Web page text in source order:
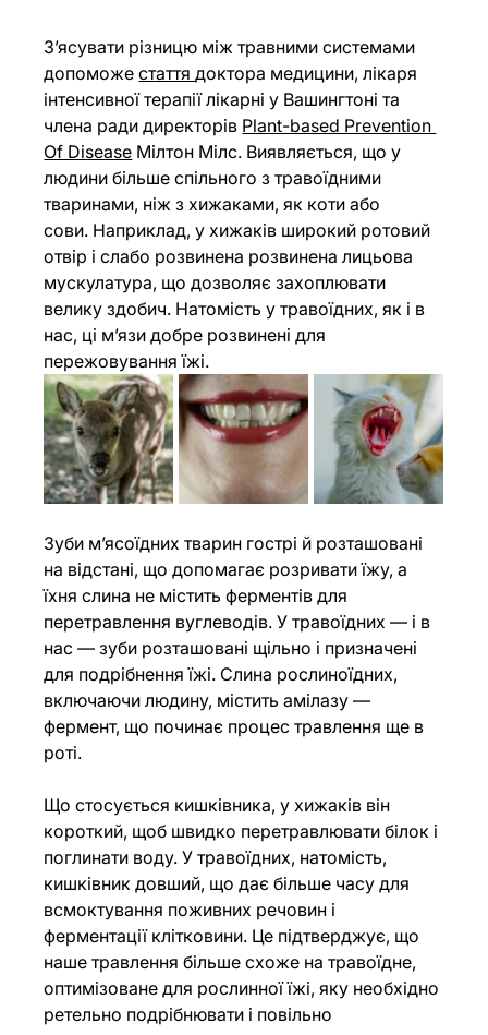
З’ясувати різницю між травними системами
допоможе стаття доктора медицини, лікаря
інтенсивної терапії лікарні у Вашингтоні та
члена ради директорів Plant-based Prevention
Of Disease Мілтон Мілс. Виявляється, що у
людини більше спільного з травоїдними
тваринами, ніж з хижаками, як коти або
сови. Наприклад, у хижаків широкий ротовий
отвір і слабо розвинена розвинена лицьова
мускулатура, що дозволяє захоплювати
велику здобич. Натомість у травоїдних, як і в
нас, ці м’язи добре розвинені для
пережовування їжі.
Зуби м’ясоїдних тварин гострі й розташовані
на відстані, що допомагає розривати їжу, а
їхня слина не містить ферментів для
перетравлення вуглеводів. У травоїдних — і в
нас — зуби розташовані щільно і призначені
для подрібнення їжі. Слина рослиноїдних,
включаючи людину, містить амілазу —
фермент, що починає процес травлення ще в
роті.
Що стосується кишківника, у хижаків він
короткий, щоб швидко перетравлювати білок і
поглинати воду. У травоїдних, натомість,
кишківник довший, що дає більше часу для
всмоктування поживних речовин і
ферментації клітковини. Це підтверджує, що
наше травлення більше схоже на травоїдне,
оптимізоване для рослинної їжі, яку необхідно
ретельно подрібнювати і повільно